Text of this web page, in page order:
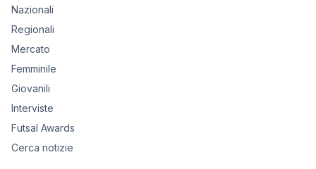
Nazionali
Regionali
Mercato
Femminile
Giovanili
Interviste
Futsal Awards
Cerca notizie